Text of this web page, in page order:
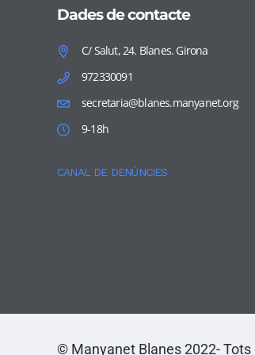
Dades de contacte
C/ Salut, 24. Blanes. Girona
972330091
secretaria@blanes.manyanet.org
9-18h
CANAL DE DENÚNCIES
© Manyanet Blanes 2022-